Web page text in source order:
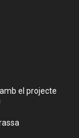
el projecte